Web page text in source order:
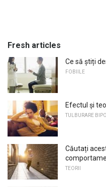
Fresh articles
Ce să știți
FOBIILE
Efectul și
TULBURARE
Căutați
TEORII